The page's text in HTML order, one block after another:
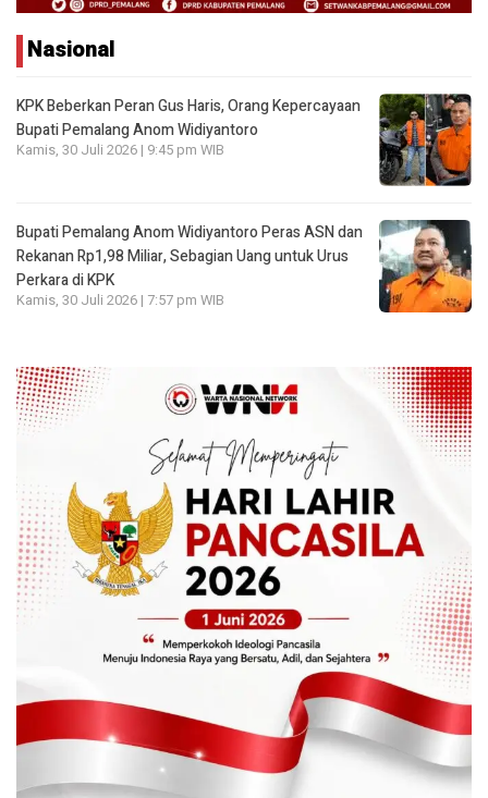
Nasional
KPK Beberkan Peran Gus Haris, Orang Kepercayaan
Bupati Pemalang Anom Widiyantoro
Kamis, 30 Juli 2026 | 9:45 pm WIB
Bupati Pemalang Anom Widiyantoro Peras ASN dan
Rekanan Rp1,98 Miliar, Sebagian Uang untuk Urus
Perkara di KPK
Kamis, 30 Juli 2026 | 7:57 pm WIB